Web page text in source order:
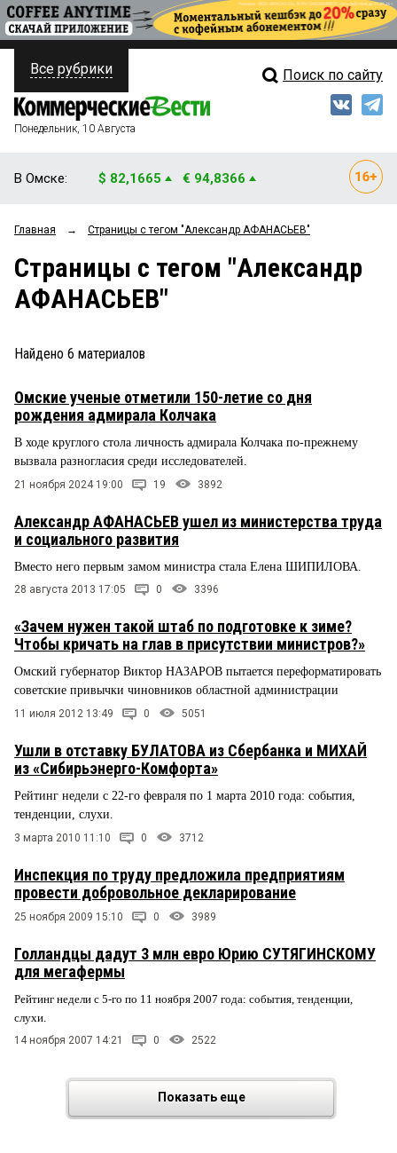
ПОЛИТИКА
ФИНАНСЫ
ОБЩЕСТВО
ЗАКОН
ПРОИСШЕСТВИЯ
СТИЛЬ ЖИЗНИ
Свежий выпуск
Мнения
Рейтинги
Все рубрики Поиск по сайту
Понедельник, 10 Августа
В Омске: $ 82,1665 € 94,8366
Главная → Страницы c тегом "Александр АФАНАСЬЕВ"
Страницы c тегом "Александр
АФАНАСЬЕВ"
Найдено 6 материалов
Омские ученые отметили 150-летие со дня
рождения адмирала Колчака
В ходе круглого стола личность адмирала Колчака по-прежнему
вызвала разногласия среди исследователей.
21 ноября 2024 19:00 19 3892
Александр АФАНАСЬЕВ ушел из министерства труда
и социального развития
Вместо него первым замом министра стала Елена ШИПИЛОВА.
28 августа 2013 17:05 0 3396
«Зачем нужен такой штаб по подготовке к зиме?
Чтобы кричать на глав в присутствии министров?»
Омский губернатор Виктор НАЗАРОВ пытается переформатировать
советские привычки чиновников областной администрации
11 июля 2012 13:49 0 5051
Ушли в отставку БУЛАТОВА из Сбербанка и МИХАЙ
из «Сибирьэнерго-Комфорта»
Рейтинг недели с 22-го февраля по 1 марта 2010 года: события,
тенденции, слухи.
3 марта 2010 11:10 0 3712
Инспекция по труду предложила предприятиям
провести добровольное декларирование
25 ноября 2009 15:10 0 3989
Голландцы дадут 3 млн евро Юрию СУТЯГИНСКОМУ
для мегафермы
Рейтинг недели с 5-го по 11 ноября 2007 года: события, тенденции,
слухи.
14 ноября 2007 14:21 0 2522
Показать еще